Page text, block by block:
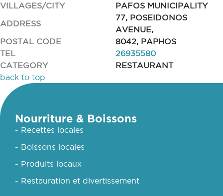
VILLAGES/CITY
PAFOS MUNICIPALITY
ADDRESS
77, POSEIDONOS
AVENUE,
POSTAL CODE
8042, PAPHOS
TEL
26935580
CATEGORY
RESTAURANT
back to top
Nourriture & Boissons
- Recettes locales
- Boissons locales
- Produits locaux
- Restauration et divertissement